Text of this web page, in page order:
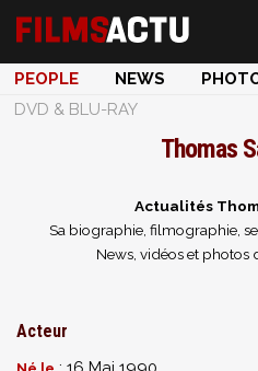
PEOPLE NEWS
DVD & BLU-RAY
Thomas
Actualités
Sa biographie, filmographie,
News, vidéos et photos
Acteur